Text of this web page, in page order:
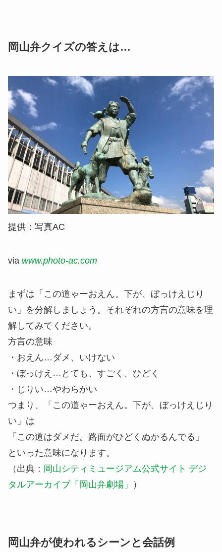
岡山弁クイズの答えは…
提供：写真AC
via www.photo-ac.com
まずは「この道ゃーおえん。下が、ぼっけえじり
い」を分解しましょう。それぞれの方言の意味を理
解してみてください。
方言の意味
・おえん…ダメ、いけない
・ぼっけえ…とても、すごく、ひどく
・じりい…やわらかい
つまり、「この道ゃーおえん。下が、ぼっけえじり
い」は
「この道はダメだ。路面がひどくぬかるんでる」
といった意味になります。
（出典： 岡山シティミュージアム公式サイト デジ
タルアーカイブ「岡山弁劇場」
）
岡山弁が使われるシーンと会話例